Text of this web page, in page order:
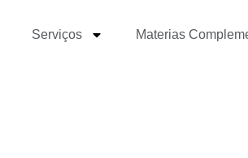
Serviços Materias